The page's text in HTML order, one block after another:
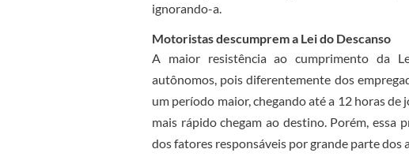
ignorando-a.
Motoristas descumprem a Lei do Descanso
A maior resistência ao cumprimento da
autônomos, pois diferentemente dos
um período maior, chegando até a 12 horas
mais rápido chegam ao destino. Porém, essa
dos fatores responsáveis por grande parte dos